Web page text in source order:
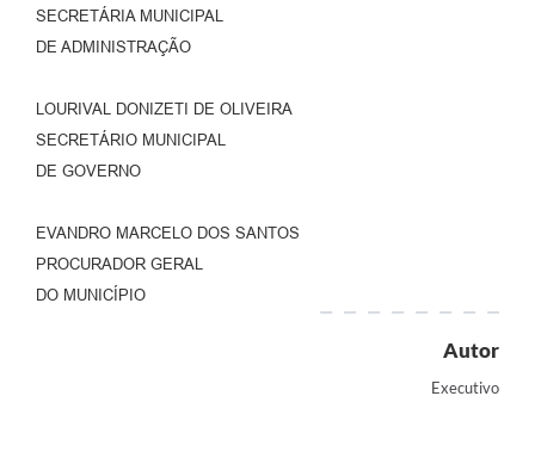
SECRETÁRIA MUNICIPAL
DE ADMINISTRAÇÃO
LOURIVAL DONIZETI DE OLIVEIRA
SECRETÁRIO MUNICIPAL
DE GOVERNO
EVANDRO MARCELO DOS SANTOS
PROCURADOR GERAL
DO MUNICÍPIO
Autor
Executivo